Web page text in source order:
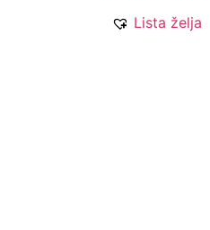
Lista želja